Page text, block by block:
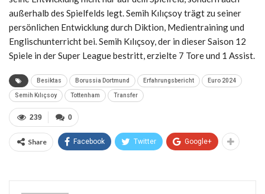
außerhalb des Spielfelds legt. Semih Kılıçsoy trägt zu seiner
persönlichen Entwicklung durch Diktion, Medientraining und
Englischunterricht bei. Semih Kılıçsoy, der in dieser Saison 12
Spiele in der Super League bestritt, erzielte 7 Tore und 1 Assist.
Besiktas Borussia Dortmund Erfahrungsbericht Euro 2024
Semih Kılıçsoy Tottenham Transfer
0
239
Share Facebook Twitter Google+